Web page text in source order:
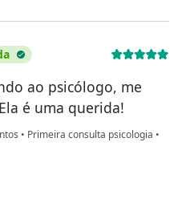
ao psicólogo, me
é uma querida!
• Primeira consulta psicologia •